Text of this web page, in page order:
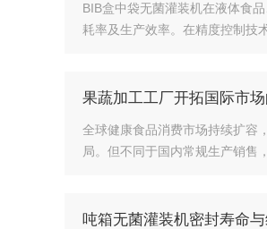
BIB盒中袋无菌灌装机在液体食
耗率及生产效率。在精度控制技
果蔬加工工厂开拓国际市
全球健康食品消费市场持续扩容
局。但不同于国内常规生产销售
吨箱无菌灌装机密封寿命